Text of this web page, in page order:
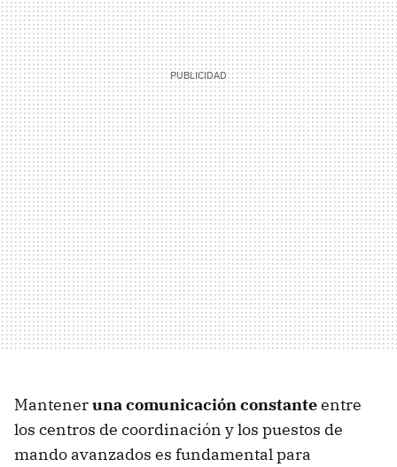
Manteneruna comunicación constanteentre
los centros de coordinación y los puestos de
mando avanzados es fundamental para